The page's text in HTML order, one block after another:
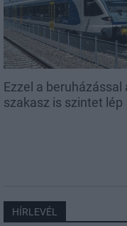
Ezzel a
szakasz is szintet lép
HÍRLEVÉL